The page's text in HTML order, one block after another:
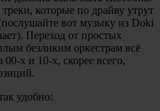
которые по драйву утрут
вот музыку из Doki
Переход от простых
безликим оркестрам всё
х и 10-х, скорее всего,
удобно: